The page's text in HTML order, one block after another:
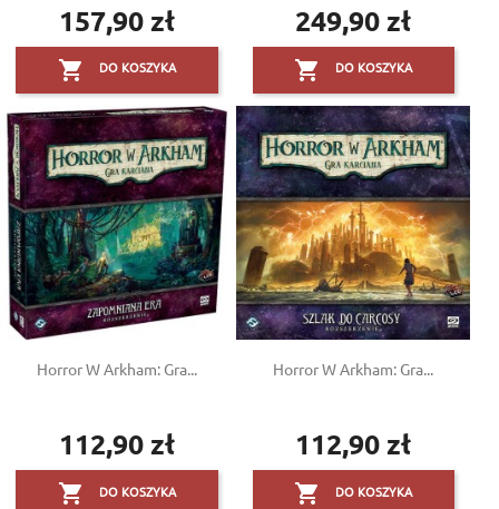
Cena
157,90 zł
 DO KOSZYKA
Cena
249,90 zł
 DO KOSZYKA
Horror W Arkham: Gra...
Cena
112,90 zł
 DO KOSZYKA
Horror W Arkham: Gra...
Cena
112,90 zł
 DO KOSZYKA